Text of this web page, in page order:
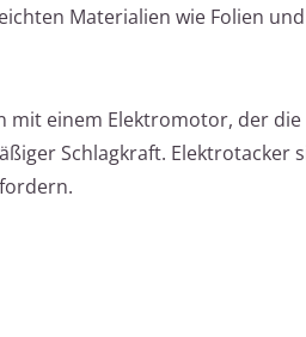
Materialien wie Folien
mit einem Elektromotor, der
Schlagkraft. Elektrotacker